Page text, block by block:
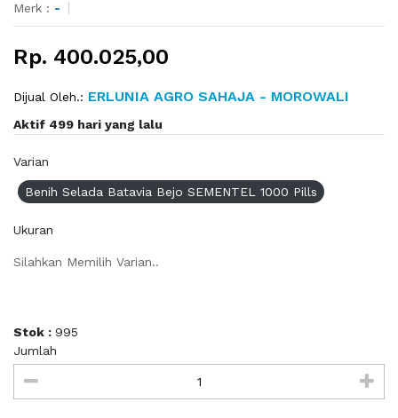
Merk : -
Rp. 400.025,00
Dijual Oleh.: ERLUNIA AGRO SAHAJA - MOROWALI
Aktif 499 hari yang lalu
Varian
Benih Selada Batavia Bejo SEMENTEL 1000 Pills
Ukuran
Silahkan Memilih Varian..
Stok : 995
Jumlah